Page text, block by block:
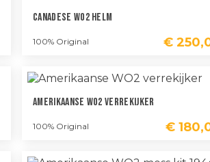
Canadese WO2 Helm
100% Original €
Amerikaanse WO2 Verrekijker
100% Original €